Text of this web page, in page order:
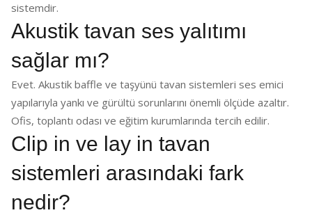
sistemdir.
Akustik tavan ses yalıtımı
sağlar mı?
Evet. Akustik baffle ve taşyünü tavan sistemleri ses emici
yapılarıyla yankı ve gürültü sorunlarını önemli ölçüde azaltır.
Ofis, toplantı odası ve eğitim kurumlarında tercih edilir.
Clip in ve lay in tavan
sistemleri arasındaki fark
nedir?